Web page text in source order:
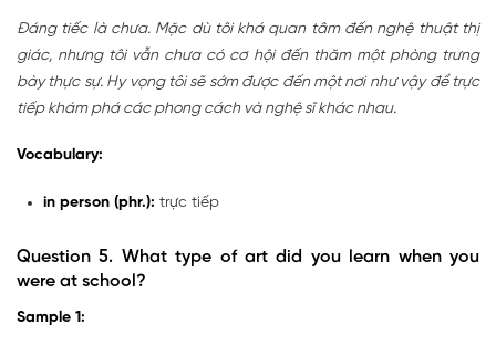
Đáng tiếc là chưa. Mặc dù tôi khá quan tâm đến nghệ thuật thị
giác, nhưng tôi vẫn chưa có cơ hội đến thăm một phòng trưng
bày thực sự. Hy vọng tôi sẽ sớm được đến một nơi như vậy để trực
tiếp khám phá các phong cách và nghệ sĩ khác nhau.
Vocabulary:
in person (phr.): trực tiếp
Question 5. What type of art did you learn when you
were at school?
Sample 1: